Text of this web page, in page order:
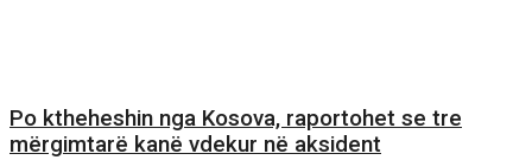
Po ktheheshin nga Kosova, raportohet se tre
mërgimtarë kanë vdekur në aksident